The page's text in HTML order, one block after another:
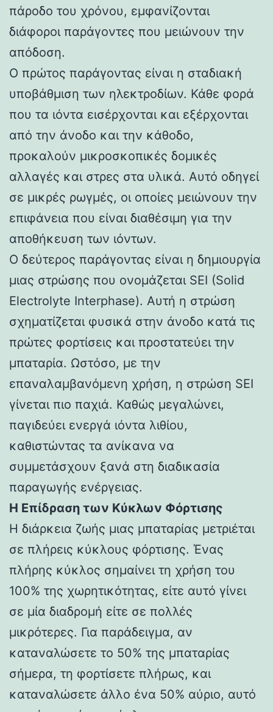
πάροδο του χρόνου, εμφανίζονται
διάφοροι παράγοντες που μειώνουν την
απόδοση.
Ο πρώτος παράγοντας είναι η σταδιακή
υποβάθμιση των ηλεκτροδίων. Κάθε φορά
που τα ιόντα εισέρχονται και εξέρχονται
από την άνοδο και την κάθοδο,
προκαλούν μικροσκοπικές δομικές
αλλαγές και στρες στα υλικά. Αυτό οδηγεί
σε μικρές ρωγμές, οι οποίες μειώνουν την
επιφάνεια που είναι διαθέσιμη για την
αποθήκευση των ιόντων.
Ο δεύτερος παράγοντας είναι η δημιουργία
μιας στρώσης που ονομάζεται SEI (Solid
Electrolyte Interphase). Αυτή η στρώση
σχηματίζεται φυσικά στην άνοδο κατά τις
πρώτες φορτίσεις και προστατεύει την
μπαταρία. Ωστόσο, με την
επαναλαμβανόμενη χρήση, η στρώση SEI
γίνεται πιο παχιά. Καθώς μεγαλώνει,
παγιδεύει ενεργά ιόντα λιθίου,
καθιστώντας τα ανίκανα να
συμμετάσχουν ξανά στη διαδικασία
παραγωγής ενέργειας.
Η Επίδραση των Κύκλων Φόρτισης
Η διάρκεια ζωής μιας μπαταρίας μετριέται
σε πλήρεις κύκλους φόρτισης. Ένας
πλήρης κύκλος σημαίνει τη χρήση του
100% της χωρητικότητας, είτε αυτό γίνει
σε μία διαδρομή είτε σε πολλές
μικρότερες. Για παράδειγμα, αν
καταναλώσετε το 50% της μπαταρίας
σήμερα, τη φορτίσετε πλήρως, και
καταναλώσετε άλλο ένα 50% αύριο, αυτό